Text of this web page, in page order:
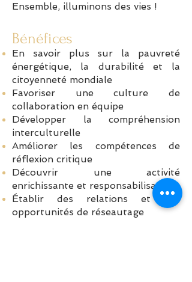
Ensemble, illuminons des vies !
Bénéfices
En savoir plus sur la pauvreté
énergétique, la durabilité et la
citoyenneté mondiale
Favoriser une culture de
collaboration en équipe
Développer la compréhension
interculturelle
Améliorer les compétences de
réflexion critique
Découvrir une activité
enrichissante et responsabilisante
Établir des relations et des
opportunités de réseautage